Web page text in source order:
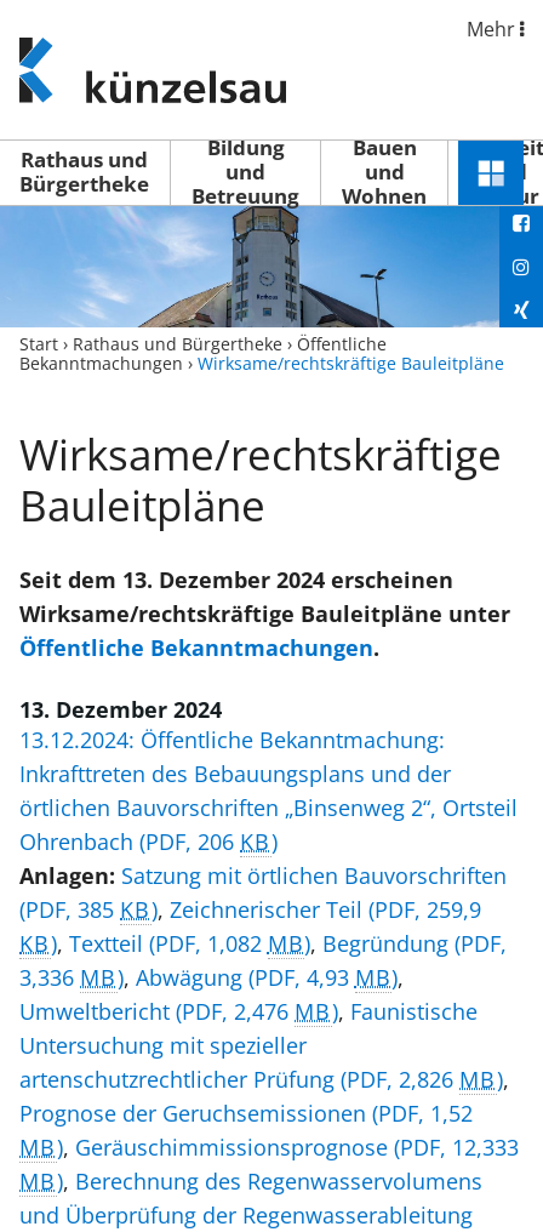
www.kuenzelsau.de
(zur
Startseite)
Mehr
Rathaus und
Bürgertheke
Bildung
und
Betreuung
Bauen
und
Wohnen
Freizeit
und
Kultur
Menü
Start › Rathaus und Bürgertheke › Öffentliche
Bekanntmachungen › Wirksame/rechtskräftige Bauleitpläne
Wirksame/rechtskräftige
Bauleitpläne
Seit dem 13. Dezember 2024 erscheinen
Wirksame/rechtskräftige Bauleitpläne unter
Öffentliche Bekanntmachungen.
13. Dezember 2024
13.12.2024: Öffentliche Bekanntmachung:
Inkrafttreten des Bebauungsplans und der
örtlichen Bauvorschriften „Binsenweg 2“, Ortsteil
Ohrenbach (PDF, 206 KB)
Anlagen: Satzung mit örtlichen Bauvorschriften
(PDF, 385 KB), Zeichnerischer Teil (PDF, 259,9
KB), Textteil (PDF, 1,082 MB), Begründung (PDF,
3,336 MB), Abwägung(PDF, 4,93 MB),
Umweltbericht (PDF, 2,476 MB), Faunistische
Untersuchung mit spezieller
artenschutzrechtlicher Prüfung (PDF, 2,826 MB),
Prognose der Geruchsemissionen (PDF, 1,52
MB), Geräuschimmissionsprognose(PDF, 12,333
MB), Berechnung des Regenwasservolumens
und Überprüfung der Regenwasserableitung